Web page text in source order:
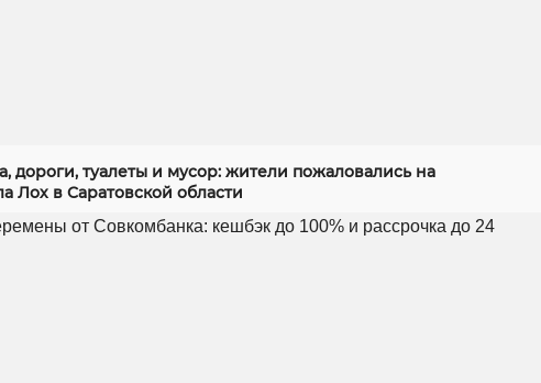
дороги, туалеты и мусор: жители пожаловались на
Лох в Саратовской области